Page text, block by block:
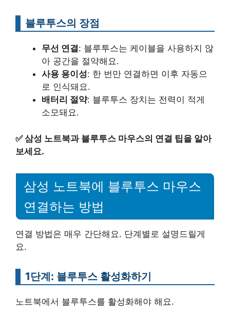
블루투스의 장점
무선 연결: 블루투스는 케이블을 사용하지 않
아 공간을 절약해요.
사용 용이성: 한 번만 연결하면 이후 자동으
로 인식돼요.
배터리 절약: 블루투스 장치는 전력이 적게
소모돼요.
✅삼성 노트북과 블루투스 마우스의 연결 팁을 알아
보세요.
삼성 노트북에 블루투스 마우스
연결하는 방법
연결 방법은 매우 간단해요. 단계별로 설명드릴게
요.
1단계: 블루투스 활성화하기
노트북에서 블루투스를 활성화해야 해요.